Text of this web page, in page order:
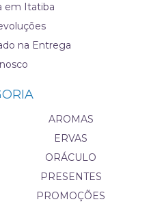
em Itatiba
na Entrega
AROMAS
ERVAS
ORÁCULO
PRESENTES
PROMOÇÕES